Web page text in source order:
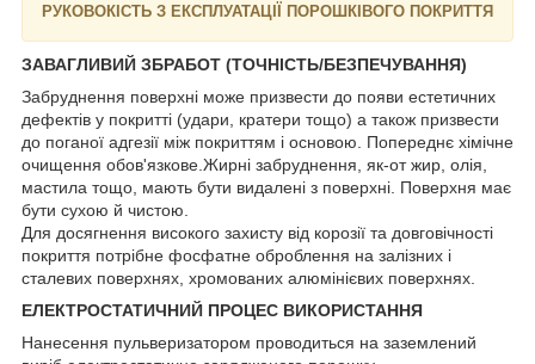
РУКОВОКІСТЬ З ЕКСПЛУАТАЦІЇ ПОРОШКІВОГО ПОКРИТТЯ
ЗАВАГЛИВИЙ ЗБРАБОТ (ТОЧНІСТЬ/БЕЗПЕЧУВАННЯ)
Забруднення поверхні може призвести до появи естетичних
дефектів у покритті (удари, кратери тощо) а також призвести
до поганої адгезії між покриттям і основою. Попереднє хімічне
очищення обов'язкове.Жирні забруднення, як-от жир, олія,
мастила тощо, мають бути видалені з поверхні. Поверхня має
бути сухою й чистою.
Для досягнення високого захисту від корозії та довговічності
покриття потрібне фосфатне оброблення на залізних і
сталевих поверхнях, хромованих алюмінієвих поверхнях.
ЕЛЕКТРОСТАТИЧНИЙ ПРОЦЕС ВИКОРИСТАННЯ
Нанесення пульверизатором проводиться на заземлений